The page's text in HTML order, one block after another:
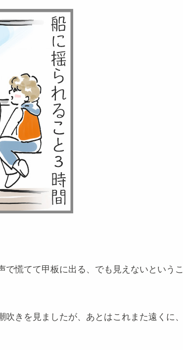
で慌てて甲板に出る、でも見えないというこ
きを見ましたが、あとはこれまた遠くに、